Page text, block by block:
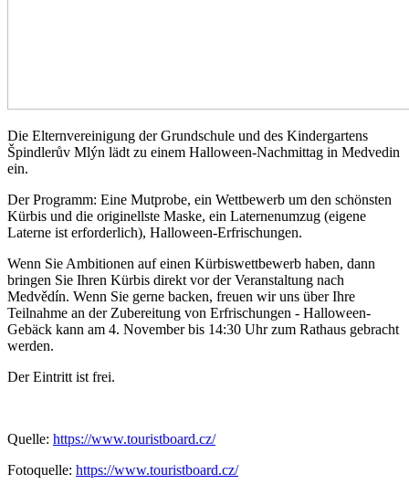
Die Elternvereinigung der Grundschule und des Kindergartens
Špindlerův Mlýn lädt zu einem Halloween-Nachmittag in Medvedin
ein.
Der Programm: Eine Mutprobe, ein Wettbewerb um den schönsten
Kürbis und die originellste Maske, ein Laternenumzug (eigene
Laterne ist erforderlich), Halloween-Erfrischungen.
Wenn Sie Ambitionen auf einen Kürbiswettbewerb haben, dann
bringen Sie Ihren Kürbis direkt vor der Veranstaltung nach
Medvědín. Wenn Sie gerne backen, freuen wir uns über Ihre
Teilnahme an der Zubereitung von Erfrischungen - Halloween-
Gebäck kann am 4. November bis 14:30 Uhr zum Rathaus gebracht
werden.
Der Eintritt ist frei.
Quelle: https://www.touristboard.cz/
Fotoquelle: https://www.touristboard.cz/